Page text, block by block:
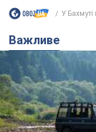
Значні штрафи і
проблему
Україні не завадить
8.08.2026 05:10 2,2
На Прикарпатті